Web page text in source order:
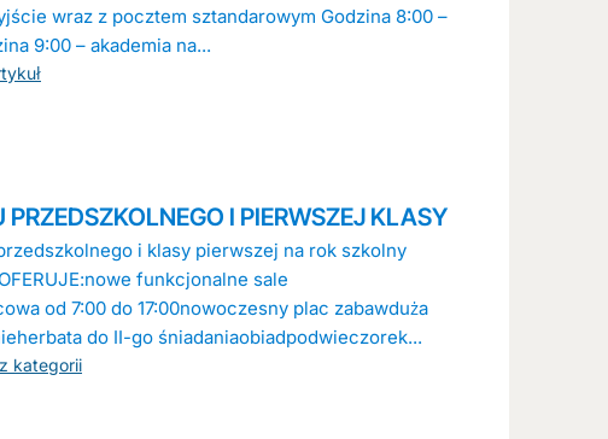
wraz z pocztem sztandarowym Godzina 8:00 –
9:00 – akademia na...
I PIERWSZEJ KLASY
i klasy pierwszej na rok szkolny
funkcjonalne sale
od 7:00 do 17:00nowoczesny plac zabawduża
do II-go śniadaniaobiadpodwieczorek...
kategorii